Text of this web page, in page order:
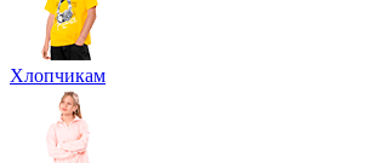
Хлопчикам